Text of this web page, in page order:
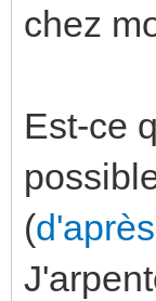
chez
Est-ce
(